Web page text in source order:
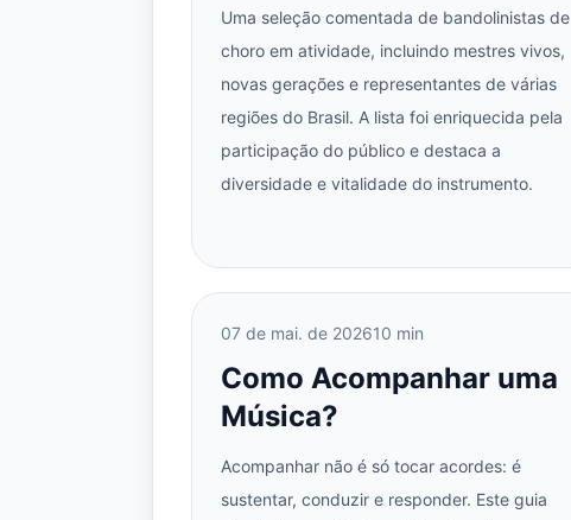
Uma seleção comentada de bandolinistas de
choro em atividade, incluindo mestres vivos,
novas gerações e representantes de várias
regiões do Brasil. A lista foi enriquecida pela
participação do público e destaca a
diversidade e vitalidade do instrumento.
07 de mai. de 202610 min
Como Acompanhar uma
Música?
Acompanhar não é só tocar acordes: é
sustentar, conduzir e responder. Este guia